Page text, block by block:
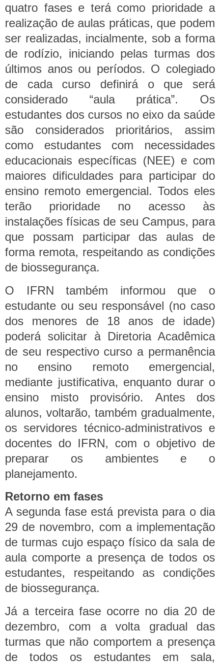
quatro fases e terá como prioridade a
realização de aulas práticas, que podem
ser realizadas, incialmente, sob a forma
de rodízio, iniciando pelas turmas dos
últimos anos ou períodos. O colegiado
de cada curso definirá o que será
considerado “aula prática”. Os
estudantes dos cursos no eixo da saúde
são considerados prioritários, assim
como estudantes com necessidades
educacionais específicas (NEE) e com
maiores dificuldades para participar do
ensino remoto emergencial. Todos eles
terão prioridade no acesso às
instalações físicas de seu Campus, para
que possam participar das aulas de
forma remota, respeitando as condições
de biossegurança.
O IFRN também informou que o
estudante ou seu responsável (no caso
dos menores de 18 anos de idade)
poderá solicitar à Diretoria Acadêmica
de seu respectivo curso a permanência
no ensino remoto emergencial,
mediante justificativa, enquanto durar o
ensino misto provisório. Antes dos
alunos, voltarão, também gradualmente,
os servidores técnico-administrativos e
docentes do IFRN, com o objetivo de
preparar os ambientes e o
planejamento.
Retorno em fases
A segunda fase está prevista para o dia
29 de novembro, com a implementação
de turmas cujo espaço físico da sala de
aula comporte a presença de todos os
estudantes, respeitando as condições
de biossegurança.
Já a terceira fase ocorre no dia 20 de
dezembro, com a volta gradual das
turmas que não comportem a presença
de todos os estudantes em sala,